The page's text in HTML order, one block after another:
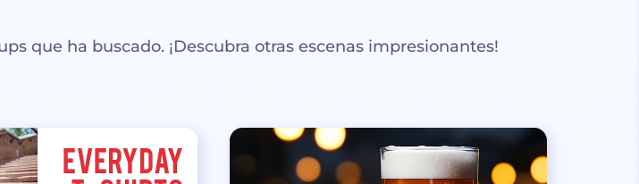
que ha buscado. ¡Descubra otras escenas impresionantes!